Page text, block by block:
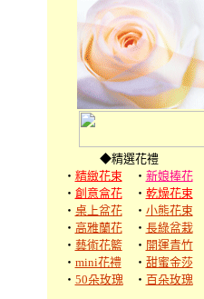
◆精選花禮
‧ 精緻花束 ‧ 新娘捧花
‧ 創意盒花 ‧ 乾燥花束
‧ 桌上盆花 ‧ 小熊花束
‧ 高雅蘭花 ‧ 長綠盆栽
‧ 藝術花籃 ‧ 開運青竹
‧ mini花禮 ‧ 甜蜜金莎
‧ 50朵玫瑰 ‧ 百朵玫瑰